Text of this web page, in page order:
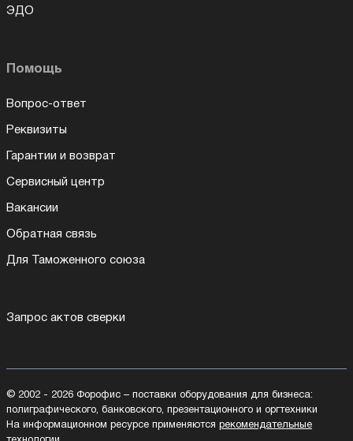
ЭДО
Помощь
Вопрос-ответ
Реквизиты
Гарантии и возврат
Сервисный центр
Вакансии
Обратная связь
Для Таможенного союза
Запрос актов сверки
© 2002 - 2026 Форофис – поставки оборудования для бизнеса:
полиграфического, банковского, презентационного и оргтехники
На информационном ресурсе применяются рекомендательные